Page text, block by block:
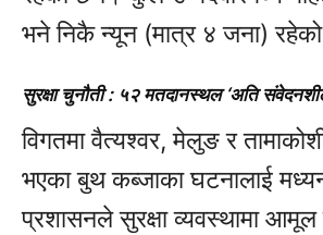
भने निकै न्यून (मात्र ४ जना)
सुरक्षा चुनौती : ५२ मतदानस्थल ‘अति
विगतमा वैत्यश्वर, मेलुङ र
भएका बुथ कब्जाका घटनालाई
प्रशासनले सुरक्षा व्यवस्थामा आमूल